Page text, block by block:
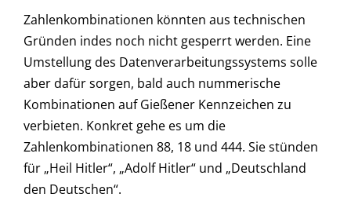
Zahlenkombinationen könnten aus technischen
Gründen indes noch nicht gesperrt werden. Eine
Umstellung des Datenverarbeitungssystems solle
aber dafür sorgen, bald auch nummerische
Kombinationen auf Gießener Kennzeichen zu
verbieten. Konkret gehe es um die
Zahlenkombinationen 88, 18 und 444. Sie stünden
für „Heil Hitler“, „Adolf Hitler“ und „Deutschland
den Deutschen“.